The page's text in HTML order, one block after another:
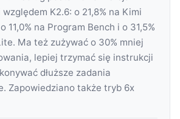
K2.6: o 21,8% na Kimi
11,0% na Program Bench i o 31,5%
Ma też zużywać o 30% mniej
lepiej trzymać się instrukcji
dłuższe zadania
Zapowiedziano także tryb 6x